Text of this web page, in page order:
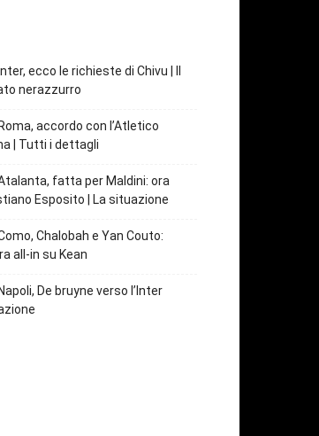
ecco le richieste di Chivu | Il
nerazzurro
accordo con l’Atletico
| Tutti i dettagli
fatta per Maldini: ora
Esposito | La situazione
Chalobah e Yan Couto:
all-in su Kean
De bruyne verso l’Inter